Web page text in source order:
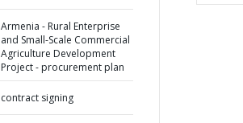
Armenia - Rural Enterprise
and Small-Scale Commercial
Agriculture Development
Project - procurement plan
contract signing